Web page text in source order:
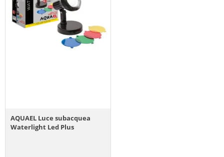
AQUAEL Luce subacquea
Waterlight Led Plus